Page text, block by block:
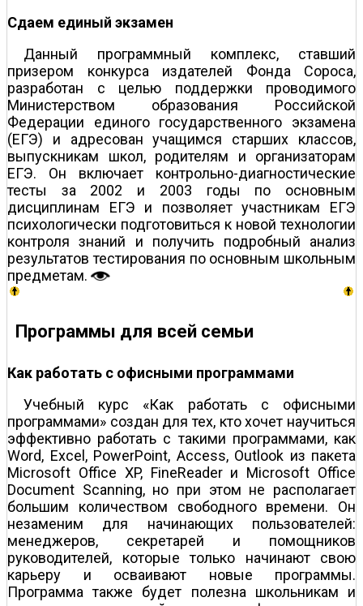
Сдаем единый экзамен
Данный программный комплекс, ставший
призером конкурса издателей Фонда Сороса,
разработан с целью поддержки проводимого
Министерством образования Российской
Федерации единого государственного экзамена
(ЕГЭ) и адресован учащимся старших классов,
выпускникам школ, родителям и организаторам
ЕГЭ. Он включает контрольно-диагностические
тесты за 2002 и 2003 годы по основным
дисциплинам ЕГЭ и позволяет участникам ЕГЭ
психологически подготовиться к новой технологии
контроля знаний и получить подробный анализ
результатов тестирования по основным школьным
предметам.
Программы для всей семьи
Как работать с офисными программами
Учебный курс «Как работать с офисными
программами» создан для тех, кто хочет научиться
эффективно работать с такими программами, как
Word, Exсel, PowerPoint, Access, Outlook из пакета
Microsoft Office XP, FineReader и Microsoft Office
Document Scanning, но при этом не располагает
большим количеством свободного времени. Он
незаменим для начинающих пользователей:
менеджеров, секретарей и помощников
руководителей, которые только начинают свою
карьеру и осваивают новые программы.
Программа также будет полезна школьникам и